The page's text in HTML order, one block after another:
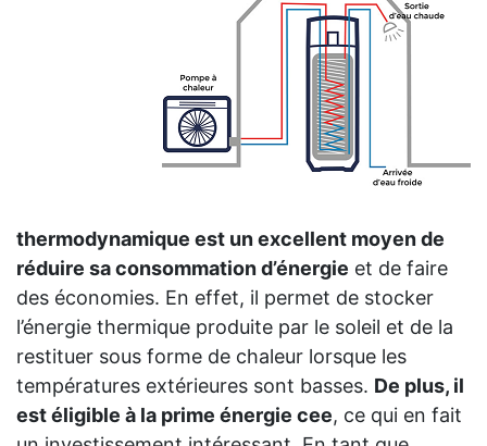
thermodynamique est un excellent moyen de
réduire sa consommation d’énergie et de faire
des économies. En effet, il permet de stocker
l’énergie thermique produite par le soleil et de la
restituer sous forme de chaleur lorsque les
températures extérieures sont basses. De plus, il
est éligible à la prime énergie cee, ce qui en fait